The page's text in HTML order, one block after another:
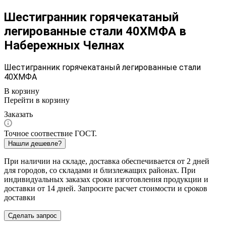
Шестигранник горячекатаный
легированные стали 40ХМФА в
Набережных Челнах
Шестигранник горячекатаный легированные стали
40ХМФА
В корзину
Перейти в корзину
Заказать
Точное соотвествие ГОСТ.
Нашли дешевле?
При наличии на складе, доставка обеспечивается от 2 дней
для городов, со складами и близлежащих районах. При
индивидуальных заказах сроки изготовления продукции и
доставки от 14 дней. Запросите расчет стоимости и сроков
доставки
Сделать запрос